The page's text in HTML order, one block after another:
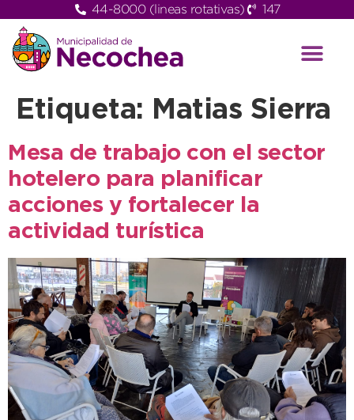
44-8000 (lineas rotativas) 147
Etiqueta: Matias Sierra
Mesa de trabajo con el sector
hotelero para planificar
acciones y fortalecer la
actividad turística